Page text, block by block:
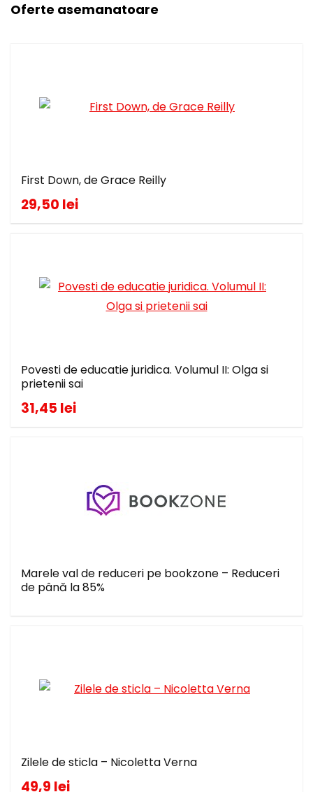
Oferte asemanatoare
First Down, de Grace Reilly
29,50 lei
Povesti de educatie juridica. Volumul II: Olga si
prietenii sai
31,45 lei
Marele val de reduceri pe bookzone – Reduceri
de până la 85%
Zilele de sticla – Nicoletta Verna
49,9 lei